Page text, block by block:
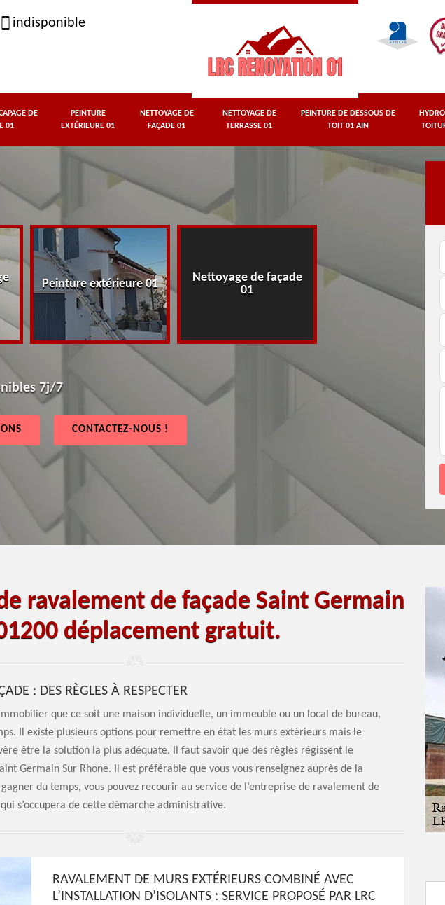
indisponible
DE
01
PEINTURE
EXTÉRIEURE 01
NETTOYAGE DE
FAÇADE 01
NETTOYAGE DE
TERRASSE 01
PEINTURE DE DESSOUS DE
TOIT 01 AIN
Peinture extérieure 01
Nettoyage de façade
01
Nettoyage de
01
7j/7
CONTACTEZ-NOUS !
ravalement de façade Saint Germain
déplacement gratuit.
: DES RÈGLES À RESPECTER
que ce soit une maison individuelle, un immeuble ou un local de bureau,
Il existe plusieurs options pour remettre en état les murs extérieurs mais le
être la solution la plus adéquate. Il faut savoir que des règles régissent le
Germain Sur Rhone. Il est préférable que vous vous renseignez auprès de la
du temps, vous pouvez recourir au service de l’entreprise de ravalement de
qui s’occupera de cette démarche administrative.
RAVALEMENT DE MURS EXTÉRIEURS COMBINÉ AVEC
L’INSTALLATION D’ISOLANTS : SERVICE PROPOSÉ PAR LRC